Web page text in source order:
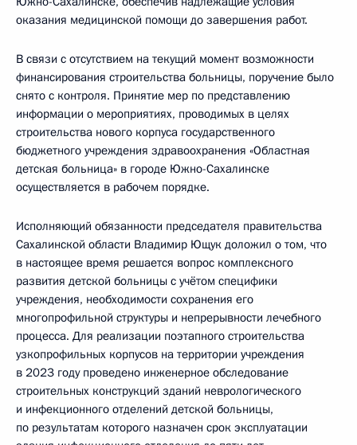
оказания медицинской помощи до завершения работ.
В связи с отсутствием на текущий момент возможности
финансирования строительства больницы, поручение было
снято с контроля. Принятие мер по представлению
информации о мероприятиях, проводимых в целях
строительства нового корпуса государственного
бюджетного учреждения здравоохранения «Областная
детская больница» в городе Южно-Сахалинске
осуществляется в рабочем порядке.
Исполняющий обязанности председателя правительства
Сахалинской области Владимир Ющук доложил о том, что
в настоящее время решается вопрос комплексного
развития детской больницы с учётом специфики
учреждения, необходимости сохранения его
многопрофильной структуры и непрерывности лечебного
процесса. Для реализации поэтапного строительства
узкопрофильных корпусов на территории учреждения
в 2023 году проведено инженерное обследование
строительных конструкций зданий неврологического
и инфекционного отделений детской больницы,
по результатам которого назначен срок эксплуатации